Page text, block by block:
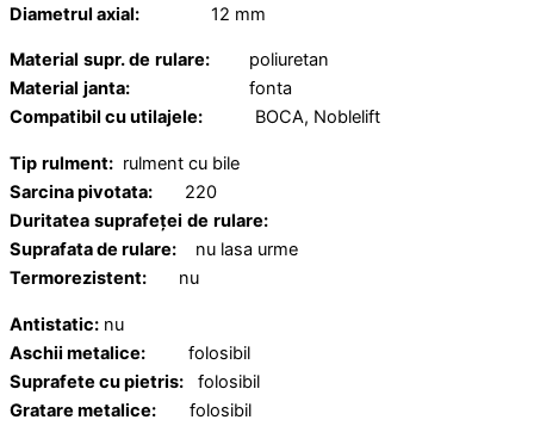
Diametrul axial: 12 mm
Material supr. de rulare: poliuretan
Material janta: fonta
Compatibil cu utilajele: BOCA, Noblelift
Tip rulment: rulment cu bile
Sarcina pivotata: 220
Duritatea suprafeței de rulare:
Suprafata de rulare: nu lasa urme
Termorezistent: nu
Antistatic: nu
Aschii metalice: folosibil
Suprafete cu pietris: folosibil
Gratare metalice: folosibil